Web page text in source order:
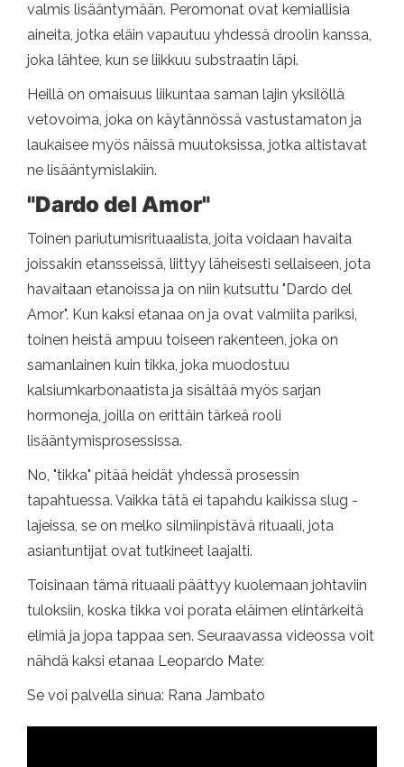
valmis lisääntymään. Peromonat ovat kemiallisia
aineita, jotka eläin vapautuu yhdessä droolin kanssa,
joka lähtee, kun se liikkuu substraatin läpi.
Heillä on omaisuus liikuntaa saman lajin yksilöllä
vetovoima, joka on käytännössä vastustamaton ja
laukaisee myös näissä muutoksissa, jotka altistavat
ne lisääntymislakiin.
"Dardo del Amor"
Toinen pariutumisrituaalista, joita voidaan havaita
joissakin etansseissä, liittyy läheisesti sellaiseen, jota
havaitaan etanoissa ja on niin kutsuttu "Dardo del
Amor". Kun kaksi etanaa on ja ovat valmiita pariksi,
toinen heistä ampuu toiseen rakenteen, joka on
samanlainen kuin tikka, joka muodostuu
kalsiumkarbonaatista ja sisältää myös sarjan
hormoneja, joilla on erittäin tärkeä rooli
lisääntymisprosessissa.
No, "tikka" pitää heidät yhdessä prosessin
tapahtuessa. Vaikka tätä ei tapahdu kaikissa slug -
lajeissa, se on melko silmiinpistävä rituaali, jota
asiantuntijat ovat tutkineet laajalti.
Toisinaan tämä rituaali päättyy kuolemaan johtaviin
tuloksiin, koska tikka voi porata eläimen elintärkeitä
elimiä ja jopa tappaa sen. Seuraavassa videossa voit
nähdä kaksi etanaa Leopardo Mate:
Se voi palvella sinua: Rana Jambato